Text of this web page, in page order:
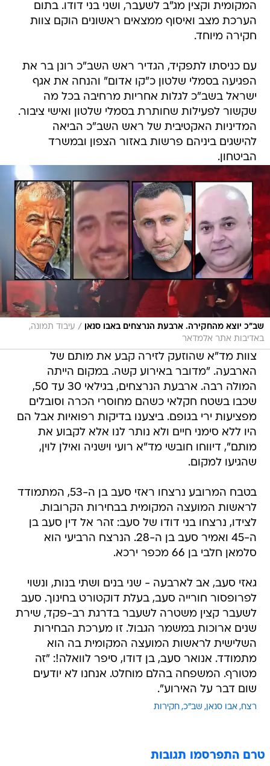
המקומית וקצין מג"ב לשעבר, ושני בני דודו. בתום
הערכת מצב ואיסוף ממצאים ראשונים הוקם צוות
חקירה מיוחד.
עם כניסתו לתפקיד, הגדיר ראש השב"כ רונן בר את
הפגיעה בסמלי שלטון כ"קו אדום" והנחה את אגף
ישראל בשב"כ לגלות אחריות מרחיבה בכל מה
שקשור לפעילות שחותרת בסמלי שלטון ואישי ציבור.
המדיניות האקטיבית של ראש השב"כ הביאה
להישגים ביניהם פרשות באזור הצפון ובמשרד
הביטחון.
שב"כ יוצא מהחקירה. ארבעת הנרצחים באבו סנאן / עיבוד תמונה,
באדיבות אתר אלמדאר
צוות מד"א שהוזעק לזירה קבע את מותם של
הארבעה. "מדובר באירוע קשה. במקום הייתה
המולה רבה. ארבעת הנרצחים, בגילאי 30 עד 50,
שכבו בשטח חקלאי כשהם מחוסרי הכרה וסובלים
מפציעות ירי בגופם. ביצענו בדיקות רפואיות אבל הם
היו ללא סימני חיים ולא נותר לנו אלא לקבוע את
מותם", דיווחו חובשי מד"א רועי וישניה ואילן לוין,
שהגיעו למקום.
בטבח המרובע נרצחו ראזי סעב בן ה-53, המתמודד
לראשות המועצה המקומית בבחירות הקרובות.
לצידו, נרצחו בני דודו של סעב: זהר אל דין סעב בן
ה-45 ואמיר סעב בן ה-28. הנרצח הרביעי הוא
סלמאן חלבי בן 66 מכפר ירכא.
גאזי סעב, אב לארבעה - שני בנים ושתי בנות, ונשוי
לפרופסור חורייה סעב, בעלת דוקטורט בחינוך. סעב
לשעבר קצין משטרה לשעבר בדרגת רב-פקד, שירת
שנים ארוכות במשמר הגבול. זו מערכת הבחירות
השלישית לראשות המועצה המקומית בה הוא
מתמודד. אנואר סעב, בן דודו, סיפר לוואלה!: "זה
מטורף. המשפחה בהלם מוחלט. אנחנו לא יודעים
שום דבר על האירוע".
רצח אבו סנאן שב"כ חקירות
טרם התפרסמו תגובות